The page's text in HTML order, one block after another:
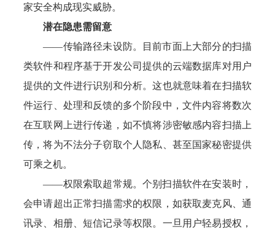
家安全构成现实威胁。
潜在隐患需留意
——传输路径未设防。目前市面上大部分的扫描
类软件和程序基于开发公司提供的云端数据库对用户
提供的文件进行识别和分析。这也就意味着在扫描软
件运行、处理和反馈的多个阶段中，文件内容将数次
在互联网上进行传递，如不慎将涉密敏感内容扫描上
传，将为不法分子窃取个人隐私、甚至国家秘密提供
可乘之机。
——权限索取超常规。个别扫描软件在安装时，
会申请超出正常扫描需求的权限，如获取麦克风、通
讯录、相册、短信记录等权限。一旦用户轻易授权，